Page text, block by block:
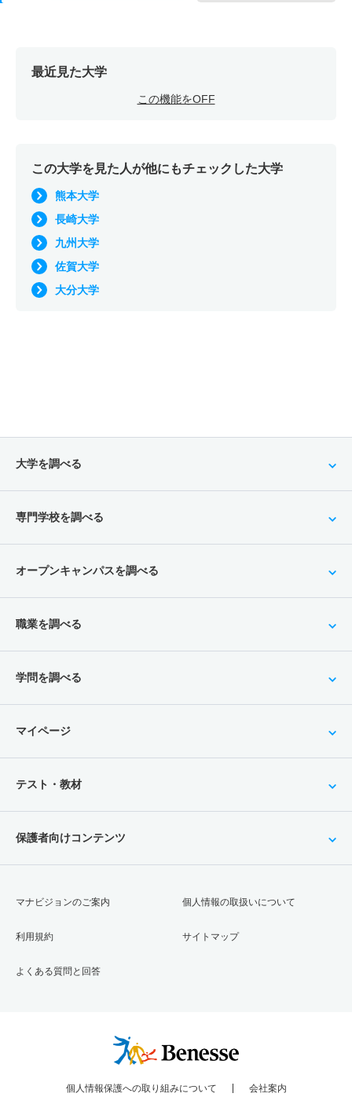
最近見た大学
この機能をOFF
この大学を見た人が他にもチェックした大学
熊本大学
長崎大学
九州大学
佐賀大学
大分大学
大学を調べる
専門学校を調べる
オープンキャンパスを調べる
職業を調べる
学問を調べる
マイページ
テスト・教材
保護者向けコンテンツ
マナビジョンのご案内
利用規約
よくある質問と回答
個人情報の取扱いについて
サイトマップ
個人情報保護への取り組みについて 会社案内